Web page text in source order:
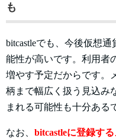
も
bitcastleでも、今後仮想
能性が高いです。利用者
増やす予定だからです。
柄まで幅広く扱う見込み
まれる可能性も十分ある
なお、 bitcastleに登録す